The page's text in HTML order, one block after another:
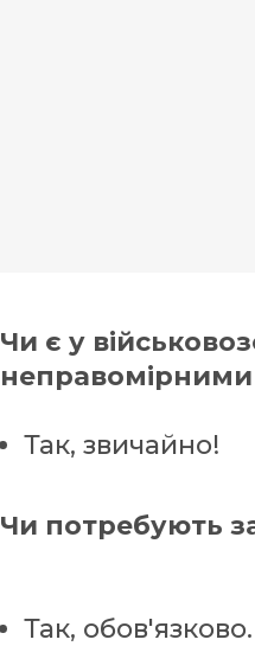
Чи є у
Так, звичайно!
Чи потребують
Так, обов'язково.